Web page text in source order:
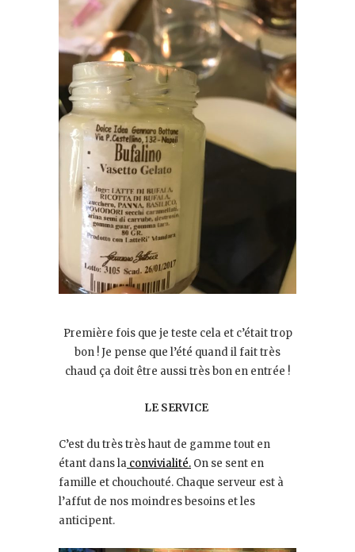
Première fois que je teste cela et c’était trop
bon ! Je pense que l’été quand il fait très
chaud ça doit être aussi très bon en entrée !
LE SERVICE
C’est du très très haut de gamme tout en
étant dans la convivialité. On se sent en
famille et chouchouté. Chaque serveur est à
l’affut de nos moindres besoins et les
anticipent.